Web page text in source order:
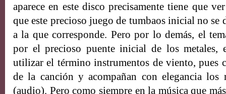
aparece en este disco precisamente tiene que
que este precioso juego de tumbaos inicial no se
a la que corresponde. Pero por lo demás, el
por el precioso puente inicial de los metales,
utilizar el término instrumentos de viento, pues
de la canción y acompañan con elegancia
(audio). Pero como siempre en la música que